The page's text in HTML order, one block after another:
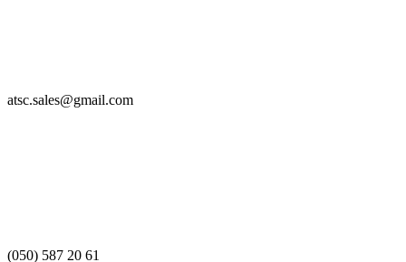
atsc.sales@gmail.com
(050) 587 20 61